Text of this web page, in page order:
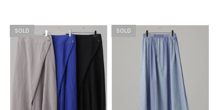
SOLD SOLD